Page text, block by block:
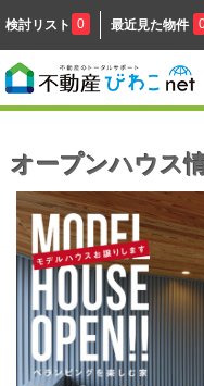
検討リスト 0 最近見た物件
オープンハウス